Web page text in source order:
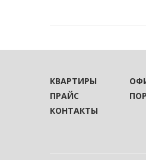
КВАРТИРЫ
ПРАЙС
КОНТАКТЫ